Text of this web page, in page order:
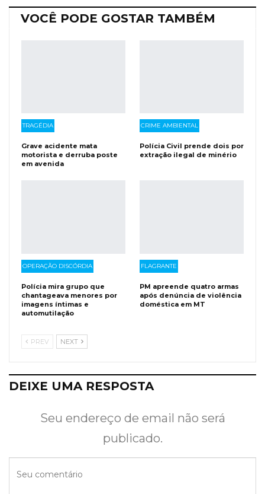
VOCÊ PODE GOSTAR TAMBÉM
TRAGÉDIA
Grave acidente mata
motorista e derruba poste
em avenida
CRIME AMBIENTAL
Polícia Civil prende dois por
extração ilegal de minério
OPERAÇÃO DISCÓRDIA
Polícia mira grupo que
chantageava menores por
imagens íntimas e
automutilação
FLAGRANTE
PM apreende quatro armas
após denúncia de violência
doméstica em MT
PREV NEXT
DEIXE UMA RESPOSTA
Seu endereço de email não será
publicado.